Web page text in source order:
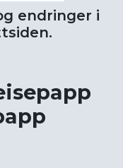
endringer i